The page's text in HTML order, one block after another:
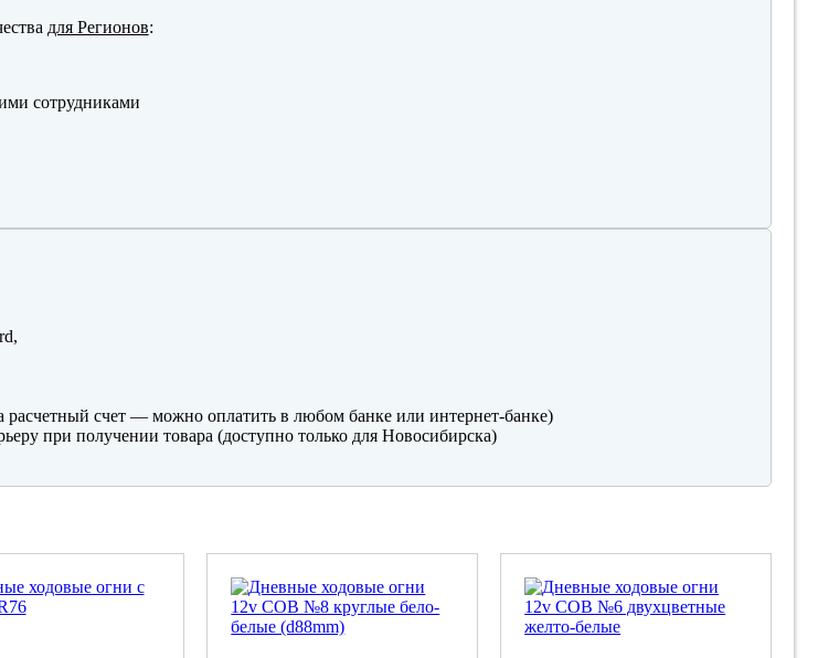
для Регионов:
сотрудниками
расчетный счет — можно оплатить в любом банке или интернет-банке)
при получении товара (доступно только для Новосибирска)